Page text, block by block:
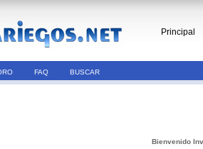
Principal
FAQ BUSCAR
Bienvenido